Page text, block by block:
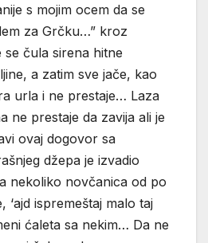
s mojim ocem da se
za Grčku…” kroz
čula sirena hitne
a zatim sve jače, kao
urla i ne prestaje… Laza
ne prestaje da zavija ali je
ovaj dogovor sa
džepa je izvadio
nekoliko novčanica od po
‘ajd ispremeštaj malo taj
ćaleta sa nekim… Da ne